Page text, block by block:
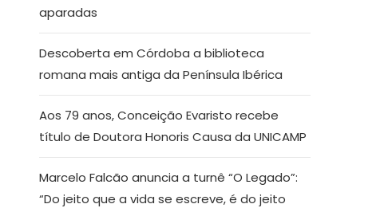
aparadas
Descoberta em Córdoba a biblioteca
romana mais antiga da Península Ibérica
Aos 79 anos, Conceição Evaristo recebe
título de Doutora Honoris Causa da UNICAMP
Marcelo Falcão anuncia a turnê “O Legado”:
“Do jeito que a vida se escreve, é do jeito